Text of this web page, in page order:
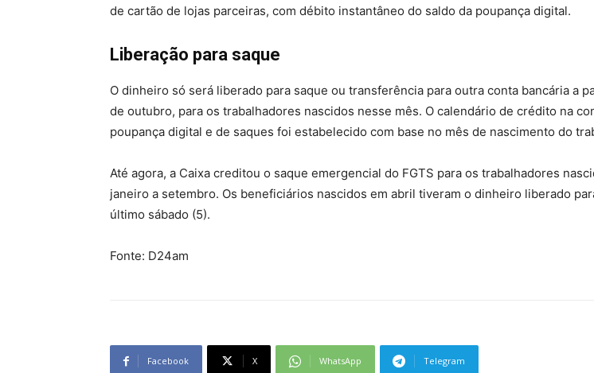
de cartão de lojas parceiras, com débito instantâneo do saldo da poupança digital.
Liberação para saque
O dinheiro só será liberado para saque ou transferência para outra conta bancária a
de outubro, para os trabalhadores nascidos nesse mês. O calendário de crédito na
poupança digital e de saques foi estabelecido com base no mês de nascimento do
Até agora, a Caixa creditou o saque emergencial do FGTS para os trabalhadores
janeiro a setembro. Os beneficiários nascidos em abril tiveram o dinheiro liberado
último sábado (5).
Fonte: D24am
Facebook X WhatsApp Telegram